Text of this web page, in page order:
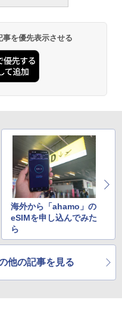
を優先表示させる
海外から「ahamo」の
eSIMを申し込んでみた
ら
他の記事を見る